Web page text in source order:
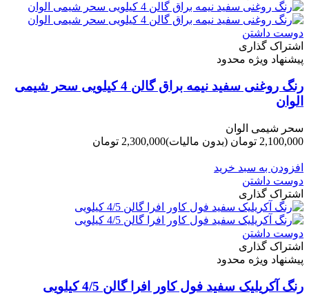
دوست داشتن
اشتراک گذاری
پیشنهاد ویژه محدود
رنگ روغنی سفید نیمه براق گالن 4 کیلویی سحر شیمی
الوان
سحر شیمی الوان
2,100,000 تومان
(بدون مالیات)2,300,000 تومان
افزودن به سبد خرید
دوست داشتن
اشتراک گذاری
دوست داشتن
اشتراک گذاری
پیشنهاد ویژه محدود
رنگ آکریلیک سفید فول کاور افرا گالن 4/5 کیلویی